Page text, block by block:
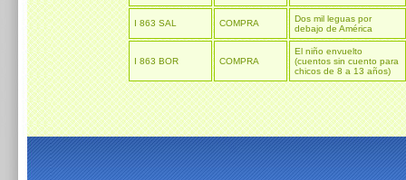
I 863 SAL COMPRA
Dos mil leguas por
debajo de América
I 863 BOR COMPRA
El niño envuelto
(cuentos sin cuento para
chicos de 8 a 13 años)